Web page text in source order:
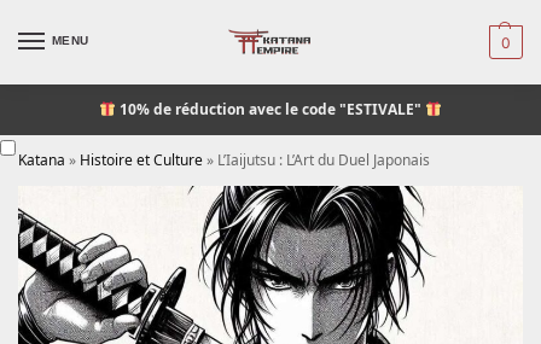
MENU 0
10% de réduction avec le code "ESTIVALE"
Katana » Histoire et Culture» L’Iaijutsu : L’Art du Duel Japonais